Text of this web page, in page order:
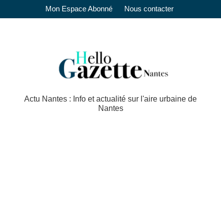
Mon Espace Abonné Nous contacter
Actu Nantes : Info et actualité sur l'aire urbaine de
Nantes